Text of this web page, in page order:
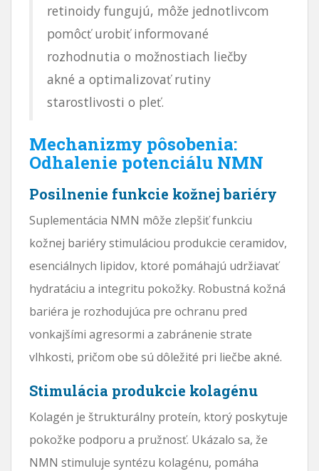
retinoidy fungujú, môže jednotlivcom
pomôcť urobiť informované
rozhodnutia o možnostiach liečby
akné a optimalizovať rutiny
starostlivosti o pleť.
Mechanizmy pôsobenia:
Odhalenie potenciálu NMN
Posilnenie funkcie kožnej bariéry
Suplementácia NMN môže zlepšiť funkciu
kožnej bariéry stimuláciou produkcie ceramidov,
esenciálnych lipidov, ktoré pomáhajú udržiavať
hydratáciu a integritu pokožky. Robustná kožná
bariéra je rozhodujúca pre ochranu pred
vonkajšími agresormi a zabránenie strate
vlhkosti, pričom obe sú dôležité pri liečbe akné.
Stimulácia produkcie kolagénu
Kolagén je štrukturálny proteín, ktorý poskytuje
pokožke podporu a pružnosť. Ukázalo sa, že
NMN stimuluje syntézu kolagénu, pomáha